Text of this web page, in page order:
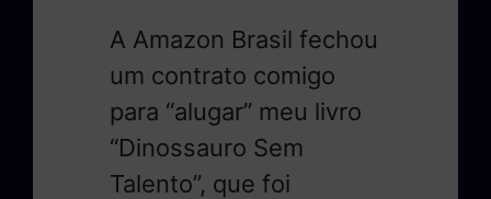
A Amazon Brasil fechou
um contrato comigo
para “alugar” meu livro
“Dinossauro Sem
Talento”, que foi